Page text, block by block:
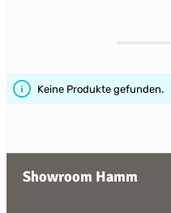
Keine Produkte gefunden.
Showroom Hamm